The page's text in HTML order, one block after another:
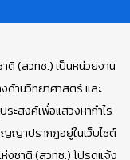
ติ (สวทช.) เป็นหน่วยงาน
านวิทยาศาสตร์ และ
ระสงค์เพื่อแสวงหากำไร
ญาปรากฏอยู่ในเว็บไซต์
งชาติ (สวทช.) โปรดแจ้ง